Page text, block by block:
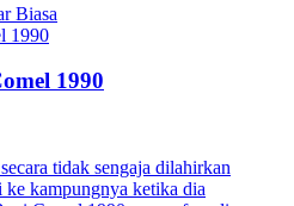
Biasa
1990
tidak sengaja dilahirkan
ke kampungnya ketika dia